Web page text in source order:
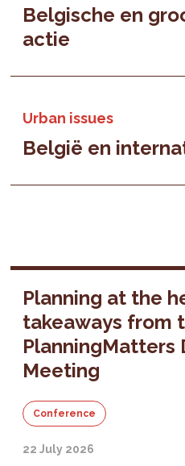
Belgische en
actie
Urban issues
België en
Planning at the
takeaways from
PlanningMatters
Meeting
Conference
22 July 2026